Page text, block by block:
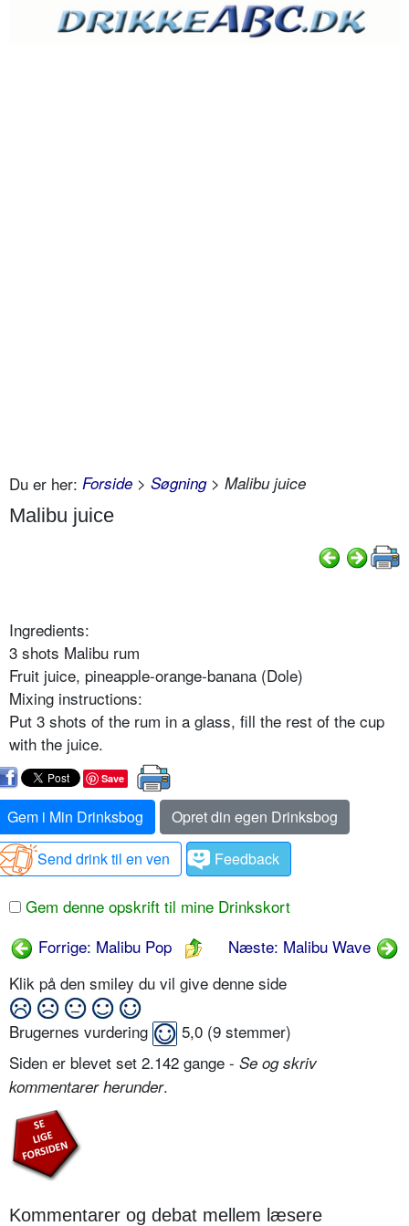
Du er her: Forside > Søgning> Malibu juice
Malibu juice
Ingredients:
3 shots Malibu rum
Fruit juice, pineapple-orange-banana (Dole)
Mixing instructions:
Put 3 shots of the rum in a glass, fill the rest of the cup
with the juice.
Save
Gem i Min Drinksbog
Opret din egen Drinksbog
Send drink til en ven
Feedback
Gem denne opskrift til mine Drinkskort
Forrige: Malibu Pop
Næste: Malibu Wave
Klik på den smiley du vil give denne side
Brugernes vurdering 5,0 (9 stemmer)
Siden er blevet set 2.142 gange - Se og skriv
kommentarer herunder.
Kommentarer og debat mellem læsere